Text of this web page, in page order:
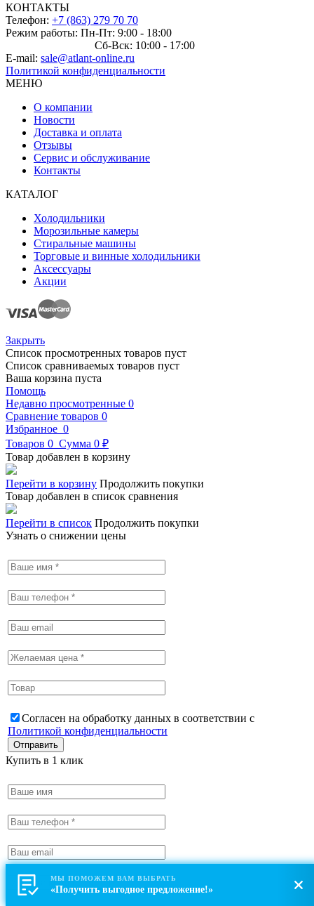
КОНТАКТЫ
Телефон: +7 (863) 279 70 70
Режим работы: Пн-Пт: 9:00 - 18:00
Сб-Вск: 10:00 - 17:00
E-mail: sale@atlant-online.ru
Политикой конфиденциальности
МЕНЮ
О компании
Новости
Доставка и оплата
Отзывы
Сервис и обслуживание
Контакты
КАТАЛОГ
Холодильники
Морозильные камеры
Стиральные машины
Торговые и винные холодильники
Аксессуары
Акции
Закрыть
Список просмотренных товаров пуст
Список сравниваемых товаров пуст
Ваша корзина пуста
Помощь
Недавно просмотренные 0
Сравнение товаров 0
Избранное 0
Товаров 0 Сумма 0 ₽
Товар добавлен в корзину
Перейти в корзину Продолжить покупки
Товар добавлен в список сравнения
Перейти в список Продолжить покупки
Узнать о снижении цены
Согласен на обработку данных в соответствии с
Политикой конфиденциальности
Купить в 1 клик
МЫ ПОМОЖЕМ ВАМ ВЫБРАТЬ
«Получить выгодное предложение!»